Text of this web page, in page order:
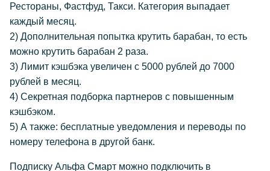
Рестораны, Фастфуд, Такси. Категория выпадает
каждый месяц.
2) Дополнительная попытка крутить барабан, то есть
можно крутить барабан 2 раза.
3) Лимит кэшбэка увеличен с 5000 рублей до 7000
рублей в месяц.
4) Секретная подборка партнеров с повышенным
кэшбэком.
5) А также: бесплатные уведомления и переводы по
номеру телефона в другой банк.
Подписку Альфа Смарт можно подключить в